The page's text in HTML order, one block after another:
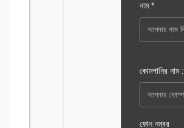
নাম *
কোমপানির নাম :
ফোন নম্বর